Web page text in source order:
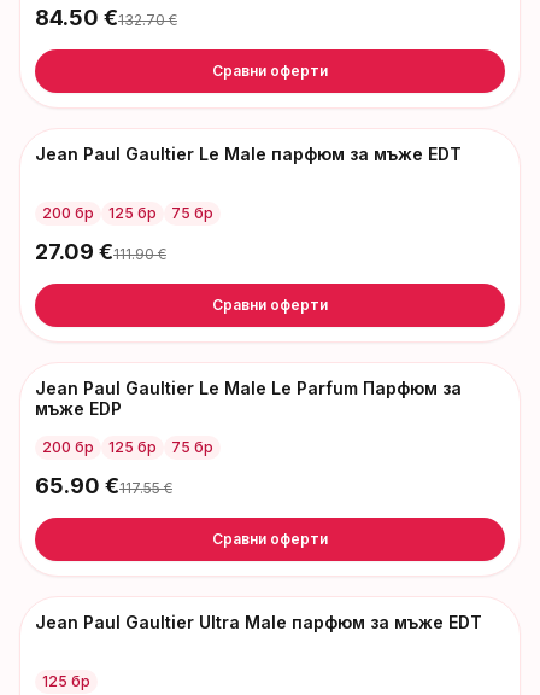
84.50 €132.70€
Сравни оферти
-85 €
Jean Paul Gaultier Le Male парфюм за мъже EDT
200 бр 125 бр 75 бр
27.09 €111.90€
Сравни оферти
-52 €
Jean Paul Gaultier Le Male Le Parfum Парфюм за
мъже EDP
200 бр 125 бр 75 бр
65.90 €117.55€
Сравни оферти
Jean Paul Gaultier Ultra Male парфюм за мъже EDT
125 бр